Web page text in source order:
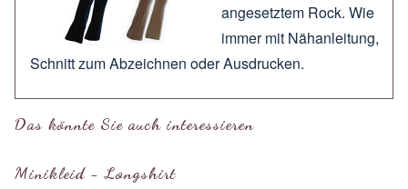
angesetztem Rock. Wie
immer mit Nähanleitung,
Schnitt zumAbzeichnen oderAusdrucken.
Das könnte Sie auch interessieren
Minikleid - Longshirt